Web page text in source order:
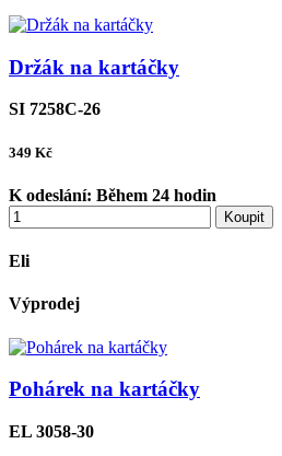
Držák na kartáčky
SI 7258C-26
349 Kč
K odeslání: Během 24 hodin
Koupit
Eli
Výprodej
Pohárek na kartáčky
EL 3058-30